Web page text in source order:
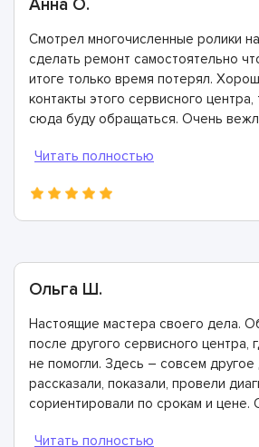
Анна О.
Смотрел многочисленные ролики
сделать ремонт самостоятельно
итоге только время потерял.
контакты этого сервисного центра,
сюда буду обращаться. Очень
гарантию.
Ольга Ш.
Настоящие мастера своего дела.
после другого сервисного центра,
не помогли. Здесь – совсем другое
рассказали, показали, провели
сориентировали по срокам и цене.